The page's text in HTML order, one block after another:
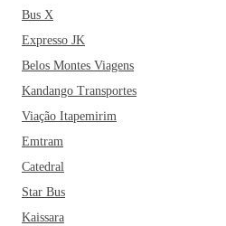
Bus X
Expresso JK
Belos Montes Viagens
Kandango Transportes
Viação Itapemirim
Emtram
Catedral
Star Bus
Kaissara